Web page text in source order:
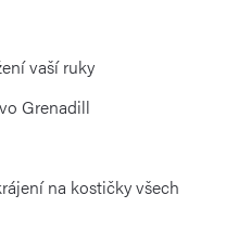
vaší ruky
Grenadill
na kostičky všech